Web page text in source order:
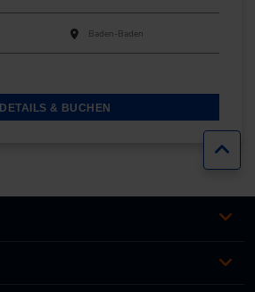
Baden-Baden
DETAILS & BUCHEN